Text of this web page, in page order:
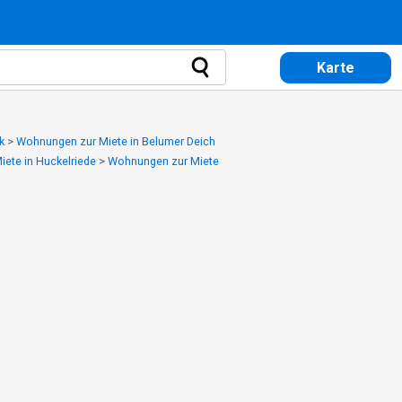
Karte
> Wohnungen zur Miete in Belumer Deich
in Huckelriede > Wohnungen zur Miete